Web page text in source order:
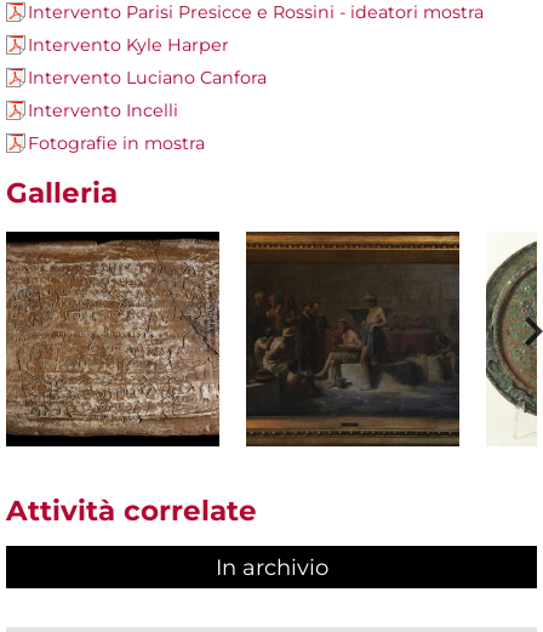
Intervento Parisi Presicce e Rossini - ideatori mostra
Intervento Kyle Harper
Intervento Luciano Canfora
Intervento Incelli
Fotografie in mostra
Galleria
Attività correlate
In archivio